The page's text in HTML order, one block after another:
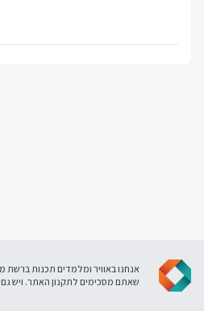
שאתם מסכימים לתקנון האתר. ויש גם